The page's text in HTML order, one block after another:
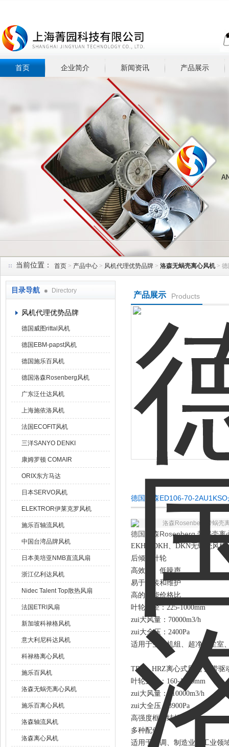
首页 企业简介 新闻资讯 产品展示
当前位置： 首页 > 产品中心 > 风机代理优势品牌 > 洛森无蜗壳离心风机> 德
目录导航 Directory
风机代理优势品牌
德国威图rittal风机
德国EBM-papst风机
德国施乐百风机
德国洛森Rosenberg风机
广东泛仕达风机
上海施依洛风机
法国ECOFIT风机
三洋SANYO DENKI
康姆罗顿 COMAIR
ORIX东方马达
日本SERVO风机
ELEKTROR伊莱克罗风机
施乐百轴流风机
中国台湾品牌风机
日本美培亚NMB直流风扇
浙江亿利达风机
Nidec Talent Top散热风扇
法国ETRI风扇
新加坡科禄格风机
意大利尼科达风机
科禄格离心风机
施乐百风机
洛森无蜗壳离心风机
施乐百离心风机
洛森轴流风机
洛森离心风机
产品展示 Products
德国洛森ED106-70-
洛森Rosenberg带蜗壳
德国洛森Rosenberg 带蜗壳离
EKH、DKH、DKN无蜗壳风
后倾式叶轮
高效率、低噪声
易于安装和维护
高的性能价格比
叶轮直径：225-1000mm
zui大风量：70000m3/h
zui大全压：2400Pa
适用于空调机组、超净除尘室
TRZ、HRZ离心式风机 皮带驱
叶轮直径：160-1000mm
zui大风量：110000m3/h
zui大全压：3900Pa
高强度框架结构
多种配件
适用于空调、制造业、工业领